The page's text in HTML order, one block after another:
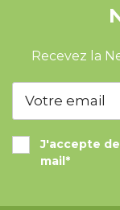
Recevez la
J'accepte
mail*